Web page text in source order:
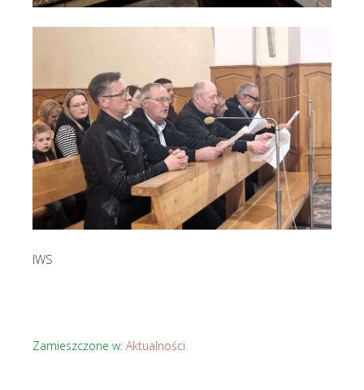
IWS
Zamieszczone w: Aktualności